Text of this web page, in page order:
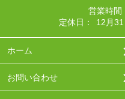
営業時間
定休日：
12月
ホーム
お問い合わせ